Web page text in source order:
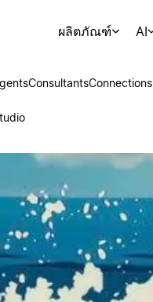
ผลิตภัณฑ์ AI
ConsultantsConnections